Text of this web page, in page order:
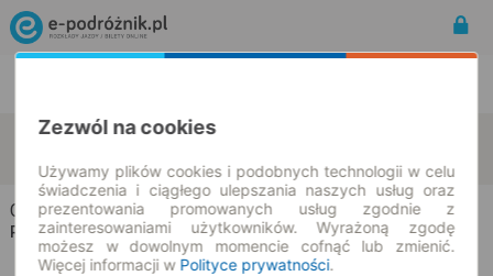
Chociwel-Wieś Starzyce
11.08.2026 | -- : --
Chociwel-Wieś → Starzyce
Rozkład jazdy i bilety
Zezwól na cookies
Używamy plików cookies i podobnych technologii w celu
świadczenia i ciągłego ulepszania naszych usług oraz
prezentowania promowanych usług zgodnie z
zainteresowaniami użytkowników. Wyrażoną zgodę
możesz w dowolnym momencie cofnąć lub zmienić.
Więcej informacji w Polityce prywatności.